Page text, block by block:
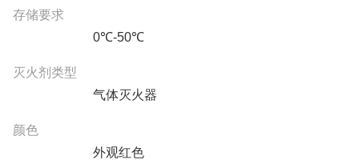
存储要求
0℃-50℃
灭火剂类型
气体灭火器
颜色
外观红色